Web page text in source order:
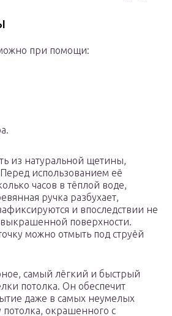
при помощи:
из натуральной щетины,
использованием её
часов в тёплой воде,
ручка разбухает,
и впоследствии не
поверхности.
можно отмыть под струёй
самый лёгкий и быстрый
потолка. Он обеспечит
даже в самых неумелых
потолка, окрашенного с